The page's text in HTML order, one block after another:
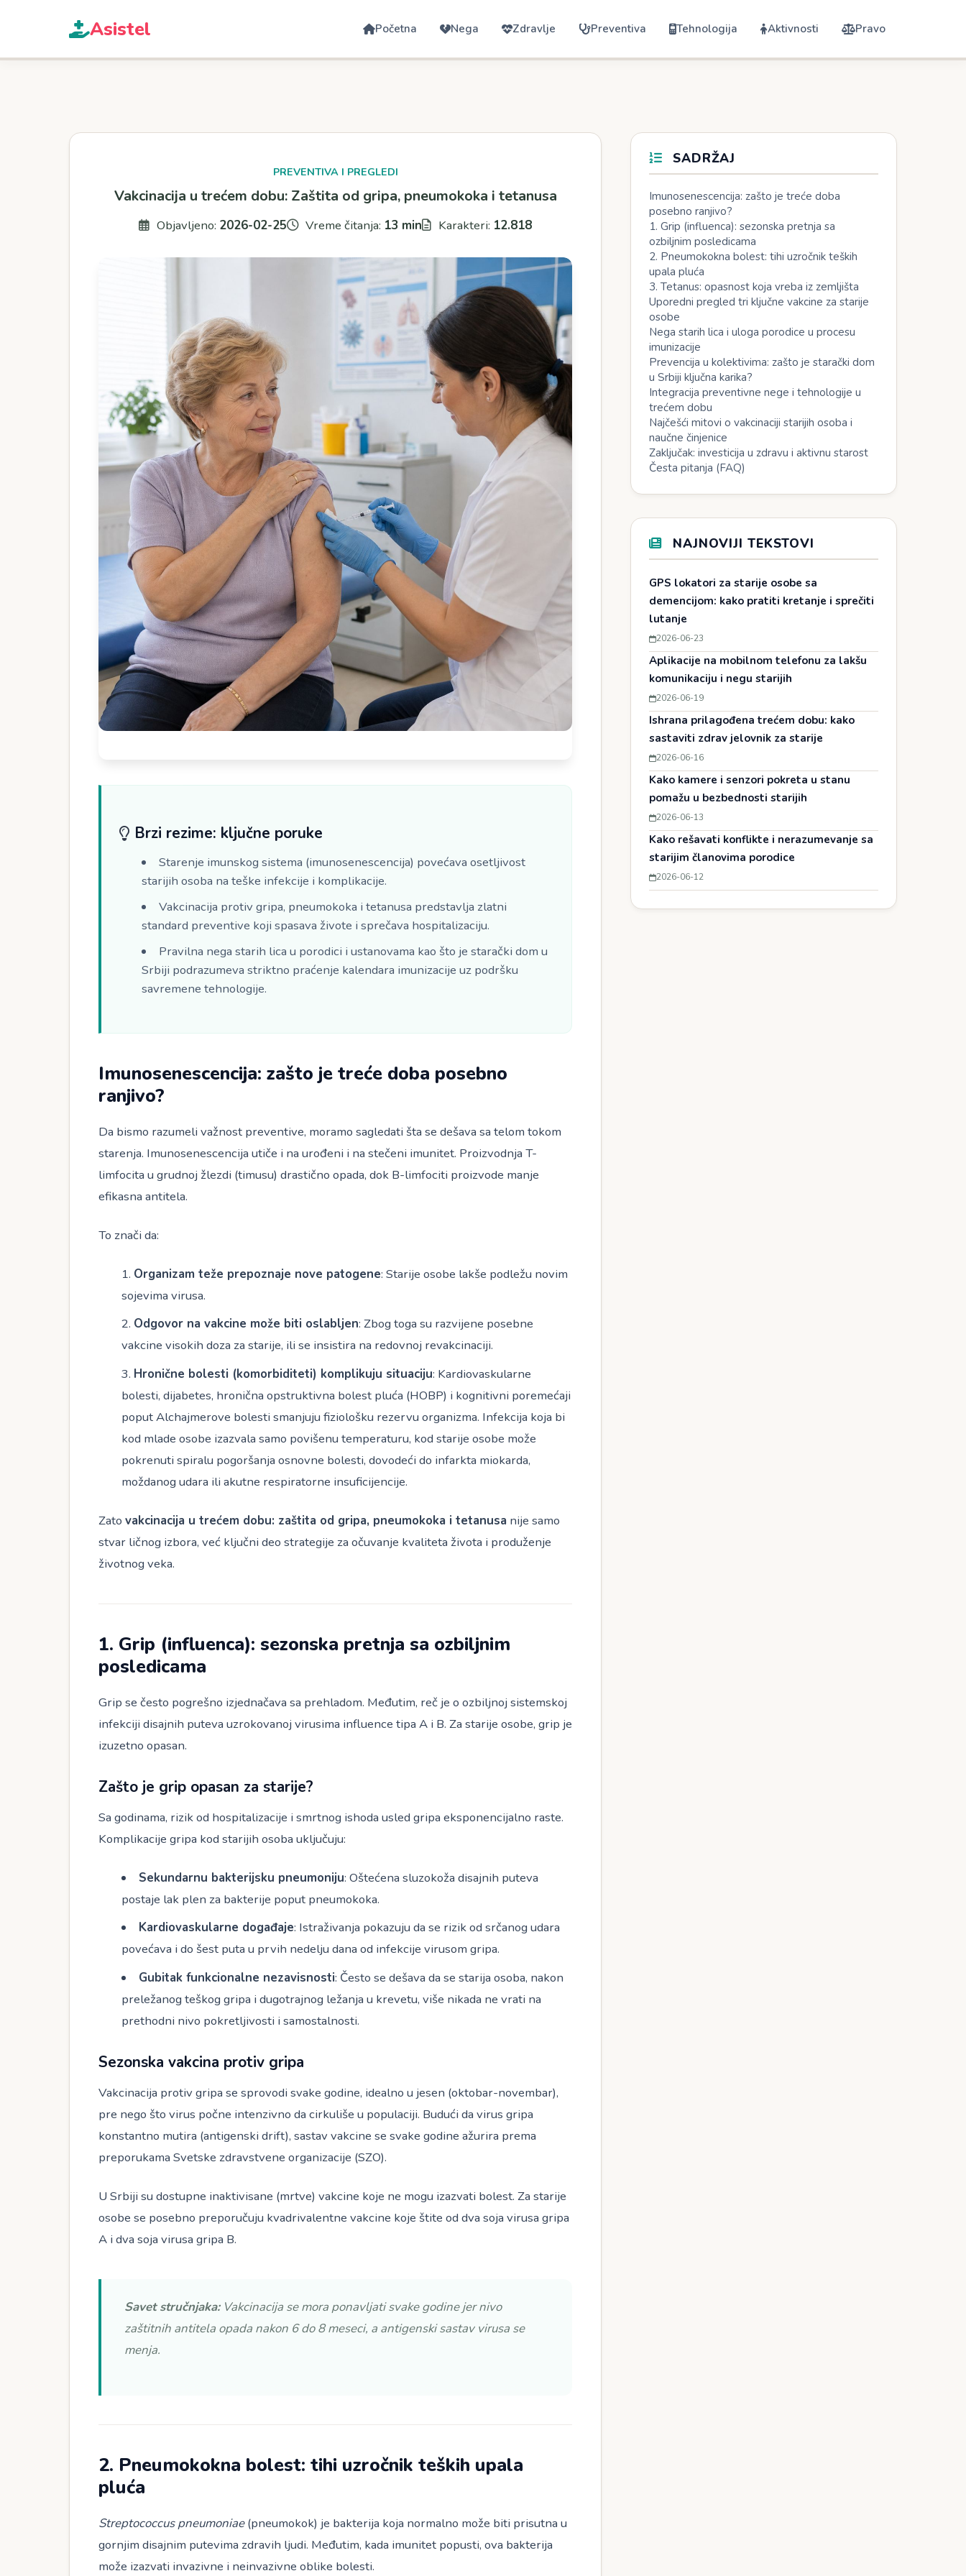
Asistel Početna Nega Zdravlje Preventiva Tehnologija Aktivnosti Pravo
PREVENTIVA I PREGLEDI
Vakcinacija u trećem dobu: Zaštita od gripa, pneumokoka i tetanusa
Objavljeno: 2026-02-25 Vreme čitanja: 13 min Karakteri: 12.818
Brzi rezime: ključne poruke
Starenje imunskog sistema (imunosenescencija) povećava osetljivost
starijih osoba na teške infekcije i komplikacije.
Vakcinacija protiv gripa, pneumokoka i tetanusa predstavlja zlatni
standard preventive koji spasava živote i sprečava hospitalizaciju.
Pravilna nega starih lica u porodici i ustanovama kao što je starački dom u
Srbiji podrazumeva striktno praćenje kalendara imunizacije uz podršku
savremene tehnologije.
Imunosenescencija: zašto je treće doba posebno
ranjivo?
Da bismo razumeli važnost preventive, moramo sagledati šta se dešava sa telom tokom
starenja. Imunosenescencija utiče i na urođeni i na stečeni imunitet. Proizvodnja T-
limfocita u grudnoj žlezdi (timusu) drastično opada, dok B-limfociti proizvode manje
efikasna antitela.
To znači da:
Organizam teže prepoznaje nove patogene: Starije osobe lakše podležu novim
sojevima virusa.
Odgovor na vakcine može biti oslabljen: Zbog toga su razvijene posebne
vakcine visokih doza za starije, ili se insistira na redovnoj revakcinaciji.
Hronične bolesti (komorbiditeti) komplikuju situaciju: Kardiovaskularne
bolesti, dijabetes, hronična opstruktivna bolest pluća (HOBP) i kognitivni poremećaji
poput Alchajmerove bolesti smanjuju fiziološku rezervu organizma. Infekcija koja bi
kod mlade osobe izazvala samo povišenu temperaturu, kod starije osobe može
pokrenuti spiralu pogoršanja osnovne bolesti, dovodeći do infarkta miokarda,
moždanog udara ili akutne respiratorne insuficijencije.
Zato vakcinacija u trećem dobu: zaštita od gripa, pneumokoka i tetanusa nije samo
stvar ličnog izbora, već ključni deo strategije za očuvanje kvaliteta života i produženje
životnog veka.
1. Grip (influenca): sezonska pretnja sa ozbiljnim
posledicama
Grip se često pogrešno izjednačava sa prehladom. Međutim, reč je o ozbiljnoj sistemskoj
infekciji disajnih puteva uzrokovanoj virusima influence tipa A i B. Za starije osobe, grip je
izuzetno opasan.
Zašto je grip opasan za starije?
Sa godinama, rizik od hospitalizacije i smrtnog ishoda usled gripa eksponencijalno raste.
Komplikacije gripa kod starijih osoba uključuju:
Sekundarnu bakterijsku pneumoniju: Oštećena sluzokoža disajnih puteva
postaje lak plen za bakterije poput pneumokoka.
Kardiovaskularne događaje: Istraživanja pokazuju da se rizik od srčanog udara
povećava i do šest puta u prvih nedelju dana od infekcije virusom gripa.
Gubitak funkcionalne nezavisnosti: Često se dešava da se starija osoba, nakon
preležanog teškog gripa i dugotrajnog ležanja u krevetu, više nikada ne vrati na
prethodni nivo pokretljivosti i samostalnosti.
Sezonska vakcina protiv gripa
Vakcinacija protiv gripa se sprovodi svake godine, idealno u jesen (oktobar-novembar),
pre nego što virus počne intenzivno da cirkuliše u populaciji. Budući da virus gripa
konstantno mutira (antigenski drift), sastav vakcine se svake godine ažurira prema
preporukama Svetske zdravstvene organizacije (SZO).
U Srbiji su dostupne inaktivisane (mrtve) vakcine koje ne mogu izazvati bolest. Za starije
osobe se posebno preporučuju kvadrivalentne vakcine koje štite od dva soja virusa gripa
A i dva soja virusa gripa B.
Savet stručnjaka:Vakcinacija se mora ponavljati svake godine jer nivo
zaštitnih antitela opada nakon 6 do 8 meseci, a antigenski sastav virusa se
menja.
2. Pneumokokna bolest: tihi uzročnik teških upala
pluća
Streptococcus pneumoniae(pneumokok) je bakterija koja normalno može biti prisutna u
gornjim disajnim putevima zdravih ljudi. Međutim, kada imunitet popusti, ova bakterija
može izazvati invazivne i neinvazivne oblike bolesti.
SADRŽAJ
Imunosenescencija: zašto je treće doba
posebno ranjivo?
1. Grip (influenca): sezonska pretnja sa
ozbiljnim posledicama
2. Pneumokokna bolest: tihi uzročnik teških
upala pluća
3. Tetanus: opasnost koja vreba iz zemljišta
Uporedni pregled tri ključne vakcine za starije
osobe
Nega starih lica i uloga porodice u procesu
imunizacije
Prevencija u kolektivima: zašto je starački dom
u Srbiji ključna karika?
Integracija preventivne nege i tehnologije u
trećem dobu
Najčešći mitovi o vakcinaciji starijih osoba i
naučne činjenice
Zaključak: investicija u zdravu i aktivnu starost
Česta pitanja (FAQ)
NAJNOVIJI TEKSTOVI
GPS lokatori za starije osobe sa
demencijom: kako pratiti kretanje i sprečiti
lutanje
2026-06-23
Aplikacije na mobilnom telefonu za lakšu
komunikaciju i negu starijih
2026-06-19
Ishrana prilagođena trećem dobu: kako
sastaviti zdrav jelovnik za starije
2026-06-16
Kako kamere i senzori pokreta u stanu
pomažu u bezbednosti starijih
2026-06-13
Kako rešavati konflikte i nerazumevanje sa
starijim članovima porodice
2026-06-12